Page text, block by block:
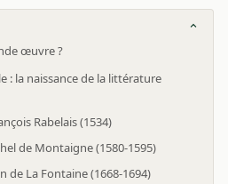
œuvre ?
: la naissance de la littérature
Rabelais (1534)
de Montaigne (1580-1595)
de La Fontaine (1668-1694)